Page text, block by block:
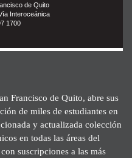
de Quito
Interoceánica
1700
Francisco de Quito, abre sus
de miles de estudiantes en
y actualizada colección
en todas las áreas del
suscripciones a las más